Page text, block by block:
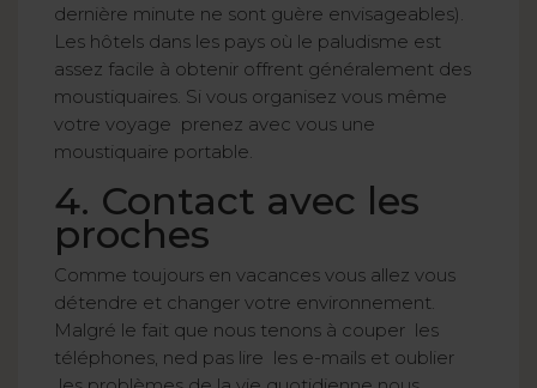
dernière minute ne sont guère envisageables).
Les hôtels dans les pays où le paludisme est
assez facile à obtenir offrent généralement des
moustiquaires. Si vous organisez vous même
votre voyage prenez avec vous une
moustiquaire portable.
4. Contact avec les
proches
Comme toujours en vacances vous allez vous
détendre et changer votre environnement.
Malgré le fait que nous tenons à couper les
téléphones, ned pas lire les e-mails et oublier